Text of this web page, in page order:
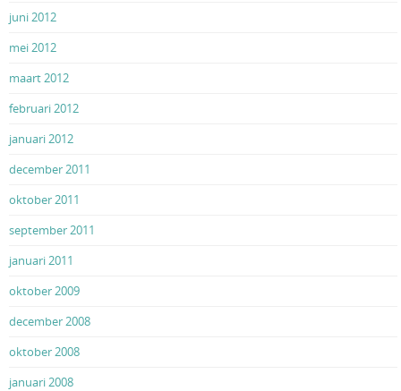
juni 2012
mei 2012
maart 2012
februari 2012
januari 2012
december 2011
oktober 2011
september 2011
januari 2011
oktober 2009
december 2008
oktober 2008
januari 2008